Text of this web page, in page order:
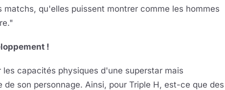
qu'elles puissent montrer comme les hommes
!
capacités physiques d'une superstar mais
son personnage. Ainsi, pour Triple H, est-ce que des